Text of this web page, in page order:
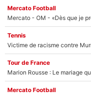
Mercato Football
Tennis
Tour de France
Marion Rousse : Le mariage
Mercato Football